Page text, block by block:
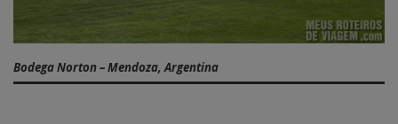
Bodega Norton – Mendoza, Argentina